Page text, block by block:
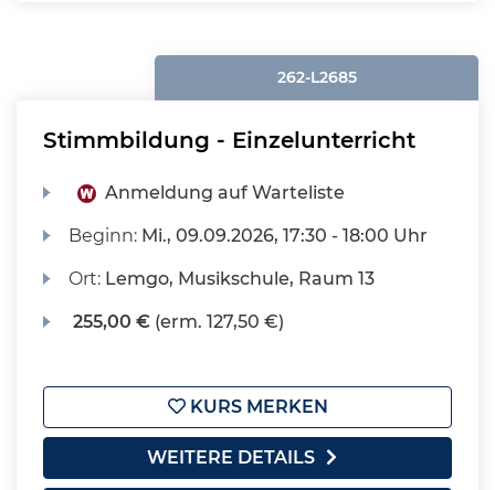
262-L2685
Stimmbildung - Einzelunterricht
Anmeldung auf Warteliste
Beginn: Mi., 09.09.2026, 17:30 - 18:00 Uhr
Ort: Lemgo, Musikschule, Raum 13
255,00 € (erm. 127,50 €)
KURS MERKEN
WEITERE DETAILS